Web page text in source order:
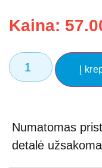
Kaina:
Į
Numatomas
detalė